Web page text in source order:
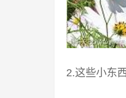
2.这些小东